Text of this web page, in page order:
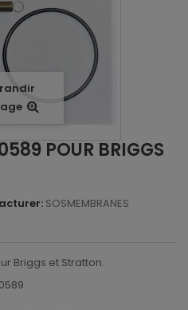
POUR BRIGGS
SOSMEMBRANES
Briggs et Stratton.